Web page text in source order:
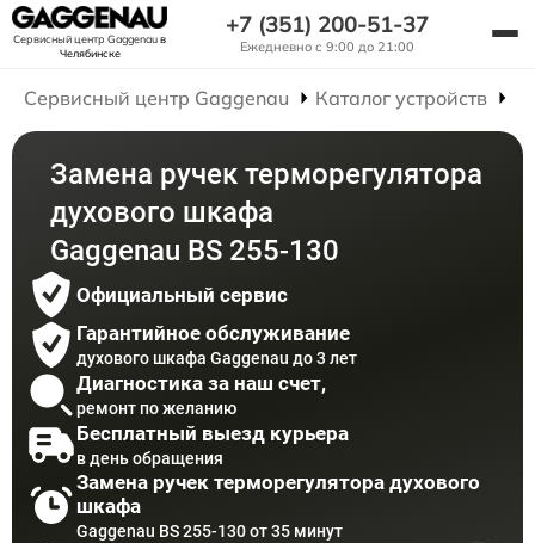
Сервисный центр Gaggenauв
Челябинске
+7 (351) 200-51-37
Ежедневно с 9:00 до 21:00
Сервисный центр Gaggenau Каталог устройств
Замена ручек терморегулятора
духового шкафа
Gaggenau BS 255-130
Официальный сервис
Гарантийное обслуживание
духового шкафа Gaggenau до 3 лет
Диагностика за наш счет,
ремонт по желанию
Бесплатный выезд курьера
в день обращения
Замена ручек терморегулятора духового
шкафа
Gaggenau BS 255-130 от 35 минут